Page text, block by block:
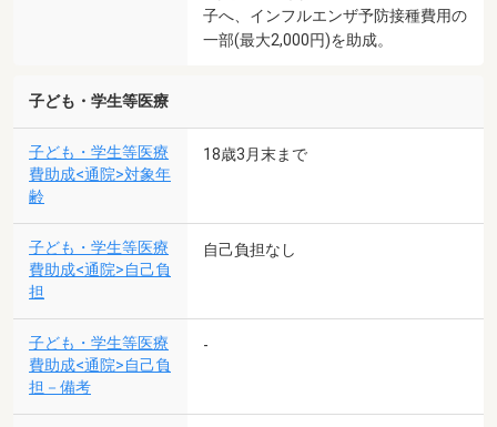
子へ、インフルエンザ予防接種費用の
一部(最大2,000円)を助成。
子ども・学生等医療
子ども・学生等医療
費助成<通院>対象年
齢
18歳3月末まで
子ども・学生等医療
費助成<通院>自己負
担
自己負担なし
子ども・学生等医療
費助成<通院>自己負
担－備考
-